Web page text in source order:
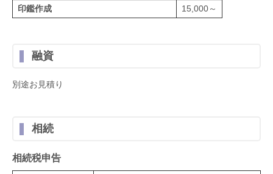
印鑑作成
15,000～
融資
別途お見積り
相続
相続税申告